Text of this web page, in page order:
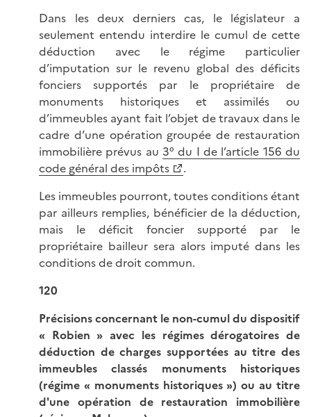
Dans les deux derniers cas, le législateur a
seulement entendu interdire le cumul de cette
déduction avec le régime particulier
d’imputation sur le revenu global des déficits
fonciers supportés par le propriétaire de
monuments historiques et assimilés ou
d’immeubles ayant fait l’objet de travaux dans le
cadre d’une opération groupée de restauration
immobilière prévus au 3° du I de l’article 156 du
code général des impôts
.
Les immeubles pourront, toutes conditions étant
par ailleurs remplies, bénéficier de la déduction,
mais le déficit foncier supporté par le
propriétaire bailleur sera alors imputé dans les
conditions de droit commun.
120
Précisions concernant le non-cumul du dispositif
« Robien » avec les régimes dérogatoires de
déduction de charges supportées au titre des
immeubles classés monuments historiques
(régime « monuments historiques») ou au titre
d'une opération de restauration immobilière